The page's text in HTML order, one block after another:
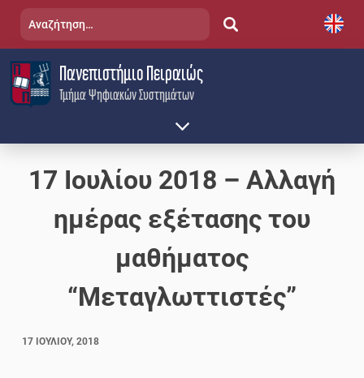
content
Τμήμα Ψηφιακών Συστημάτων
Πανεπιστήμιο Πειραιώς
Αναζήτηση
17 Ιουλίου 2018 – Αλλαγή
ημέρας εξέτασης του
μαθήματος
“Μεταγλωττιστές”
17 ΙΟΥΛΊΟΥ, 2018